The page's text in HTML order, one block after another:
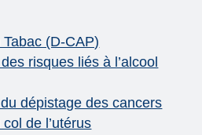
Tabac (D-CAP)
risques liés à l’alcool
dépistage des cancers
de l’utérus